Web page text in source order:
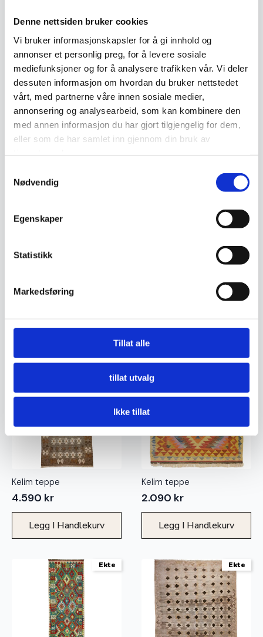
Denne nettsiden bruker cookies
Vi bruker informasjonskapsler for å gi innhold og
annonser et personlig preg, for å levere sosiale
mediefunksjoner og for å analysere trafikken vår. Vi deler
dessuten informasjon om hvordan du bruker nettstedet
vårt, med partnerne våre innen sosiale medier,
annonsering og analysearbeid, som kan kombinere den
med annen informasjon du har gjort tilgjengelig for dem,
eller som de har samlet inn gjennom din bruk av
Nødvendig
Egenskaper
Statistikk
Markedsføring
Tillat alle
tillat utvalg
Ikke tillat
Kelim teppe
6.290kr
Legg I Handlekurv
Kelim teppe
6.380 kr
Legg I Handlekurv
6.730kr
Legg I Handlekurv Legg I Handlekurv
Ekte
Kelim teppe
4.590 kr
Legg I Handlekurv
Ekte
Kelim teppe
2.090 kr
Legg I Handlekurv
Ekte Ekte